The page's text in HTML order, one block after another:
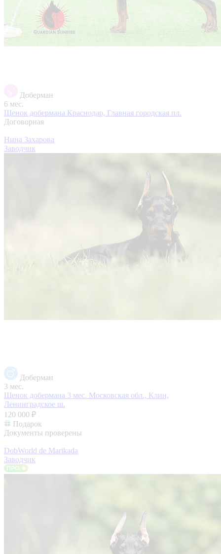
Доберман
6 мес.
Щенок добермана Краснодар, Главная городская пл.
Договорная
Нина Захарова
Заводчик
Доберман
3 мес.
Щенок добермана 3 мес. Московская обл., Клин,
Ленинградское ш.
120 000 ₽
Подарок
Документы проверены
DobWorld de Marikada
Заводчик